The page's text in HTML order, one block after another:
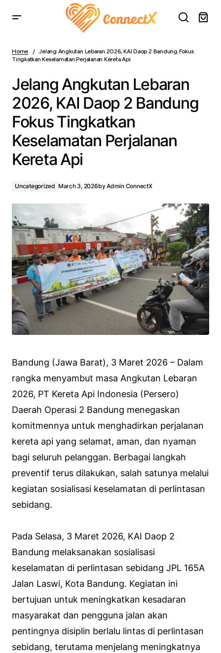
Fokus Tingkatkan Keselamatan Perjalanan Kereta Api
Home
Jelang Angkutan Lebaran 2026, KAI Daop 2 Bandung Fokus
Tingkatkan Keselamatan Perjalanan Kereta Api
Jelang Angkutan Lebaran
2026, KAI Daop 2 Bandung
Fokus Tingkatkan
Keselamatan Perjalanan
Kereta Api
Uncategorized March 3, 2026byAdmin ConnectX
Bandung (Jawa Barat), 3 Maret 2026 – Dalam
rangka menyambut masa Angkutan Lebaran
2026, PT Kereta Api Indonesia (Persero)
Daerah Operasi 2 Bandung menegaskan
komitmennya untuk menghadirkan perjalanan
kereta api yang selamat, aman, dan nyaman
bagi seluruh pelanggan. Berbagai langkah
preventif terus dilakukan, salah satunya melalui
kegiatan sosialisasi keselamatan di perlintasan
sebidang.
Pada Selasa, 3 Maret 2026, KAI Daop 2
Bandung melaksanakan sosialisasi
keselamatan di perlintasan sebidang JPL 165A
Jalan Laswi, Kota Bandung. Kegiatan ini
bertujuan untuk meningkatkan kesadaran
masyarakat dan pengguna jalan akan
pentingnya disiplin berlalu lintas di perlintasan
sebidang, terutama menjelang meningkatnya